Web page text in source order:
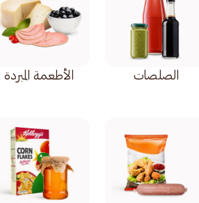
الصلصات الأطعمة المبردة